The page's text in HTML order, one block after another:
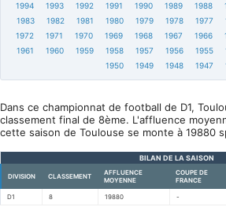
1994
1993 1992 1991 1990 1989 1988
1983
1982 1981 1980 1979 1978 1977
1972
1971 1970 1969 1968 1967 1966
1961
1960 1959 1958 1957 1956 1955
1950
1949 1948 1947
Dans ce championnat de football de D1,
classement final de 8ème. L'affluence
cette saison de Toulouse se monte à 19880
BILAN DE LA SAISON
DIVISION CLASSEMENT
AFFLUENCE
MOYENNE
COUPE DE
FRANCE
D1 8 19880 -